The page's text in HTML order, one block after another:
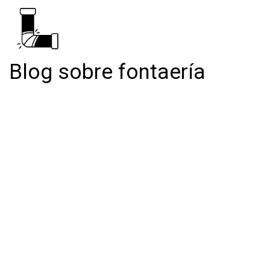
Blog sobre fontaería